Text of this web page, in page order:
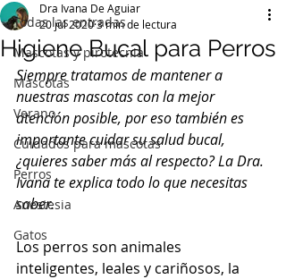
Todas las entradas
Mascotas y pirotecnia
Mascotas
Verano
Cuidados para mascotas
Perros
Anestesia
Gatos
Higiene Bucal para Perros
Dra Ivana De Aguiar
20 jul 20203 min de lectura
Siempre tratamos de mantener a
nuestras mascotas con la mejor
atención posible, por eso también es
importante cuidar su salud bucal,
¿quieres saber más al respecto? La Dra.
Ivana te explica todo lo que necesitas
saber.
Los perros son animales
inteligentes, leales y cariñosos, la